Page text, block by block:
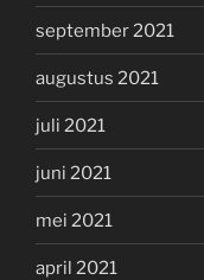
september 2021
augustus 2021
juli 2021
juni 2021
mei 2021
april 2021